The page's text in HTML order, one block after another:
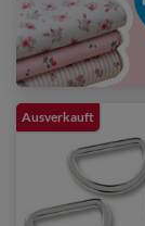
Ausverkauft